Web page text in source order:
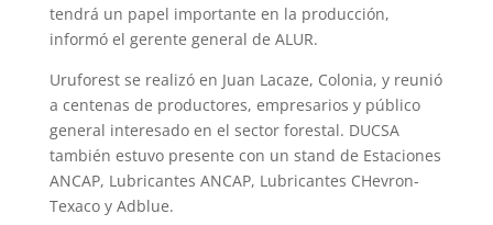
tendrá un papel importante en la producción,
informó el gerente general de ALUR.
Uruforest se realizó en Juan Lacaze, Colonia, y reunió
a centenas de productores, empresarios y público
general interesado en el sector forestal. DUCSA
también estuvo presente con un stand de Estaciones
ANCAP, Lubricantes ANCAP, Lubricantes CHevron-
Texaco y Adblue.